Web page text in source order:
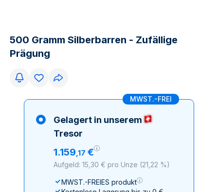
500 Gramm Silberbarren - Zufällige
Prägung
MWST.-FREI
Gelagert in unserem
Tresor
1.159,17 €
Aufgeld: 15,30 € pro Unze (21,22 %)
MWST.-FREIES produkt